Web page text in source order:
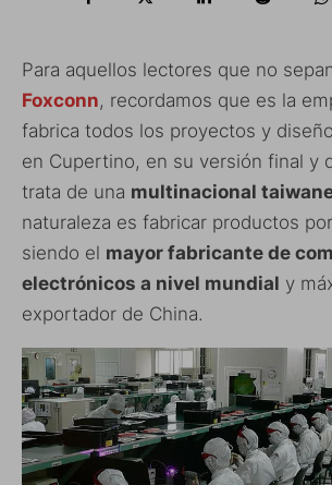
Para aquellos lectores que no
Foxconn, recordamos que es la
fabrica todos los proyectos y
en Cupertino, en su versión final y
trata de una multinacional
naturaleza es fabricar productos
siendo el mayor fabricante de
electrónicos a nivel mundial y
exportador de China.